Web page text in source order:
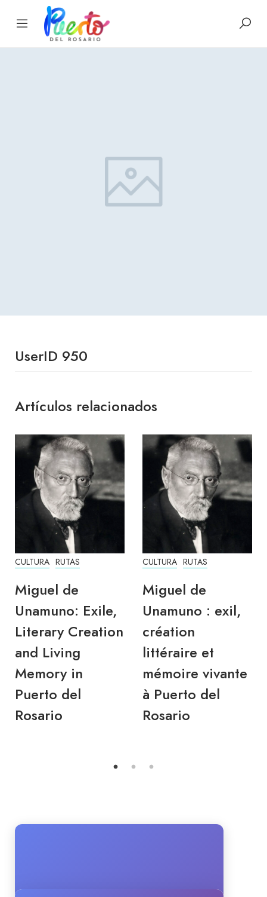
UserID 950
Artículos relacionados
CULTURA RUTAS
Miguel de
Unamuno: Exile,
Literary Creation
and Living
Memory in
Puerto del
Rosario
CULTURA RUTAS
Miguel de
Unamuno : exil,
création
littéraire et
mémoire vivante
à Puerto del
Rosario